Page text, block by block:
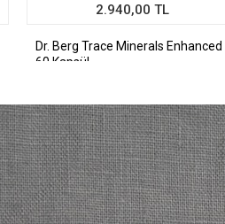
2.940,00 TL
Dr. Berg Trace Minerals Enhanced
60 Kapsül